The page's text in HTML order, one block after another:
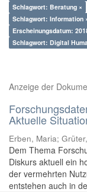
Schlagwort: Beratung ×
Schlagwort: Information
Erscheinungsdatum:
Schlagwort: Digital
Anzeige der
Aktuelle
Erben, Maria;
Dem Thema
Diskurs aktuell ein
der vermehrten
entstehen auch in